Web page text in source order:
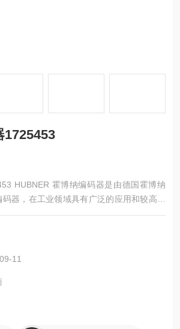
1725453
霍博纳
器，在工业领域具有广泛的应用和较高的
：
11